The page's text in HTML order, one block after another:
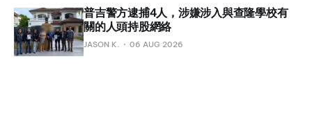
普吉警方逮捕4人，涉嫌涉入與查隆學校有
關的人頭持股網絡
JASON K. 06 AUG 2026